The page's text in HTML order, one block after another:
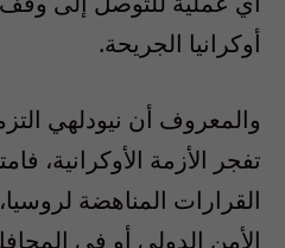
أوكرانيا الجريحة.
والمعروف أن نيودلهي
تفجر الأزمة الأوكرانية،
القرارات المناهضة
الأمن الدولي أو في